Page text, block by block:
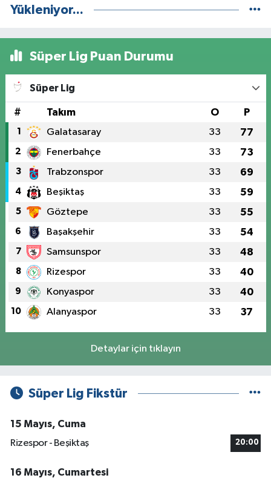
Yükleniyor...
Süper Lig Puan Durumu
Süper Lig
# Takım O P
1 Galatasaray 33 77
2 Fenerbahçe 33 73
3 Trabzonspor 33 69
4 Beşiktaş 33 59
5 Göztepe 33 55
6 Başakşehir 33 54
7 Samsunspor 33 48
8 Rizespor 33 40
9 Konyaspor 33 40
10 Alanyaspor 33 37
Detaylar için tıklayın
Süper Lig Fikstür
15 Mayıs, Cuma
Rizespor - Beşiktaş
20:00
16 Mayıs, Cumartesi